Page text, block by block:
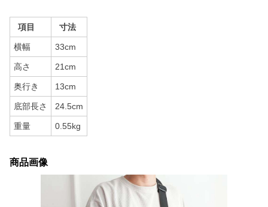
項目 寸法
横幅 33cm
高さ 21cm
奥行き 13cm
底部長さ 24.5cm
重量 0.55kg
商品画像